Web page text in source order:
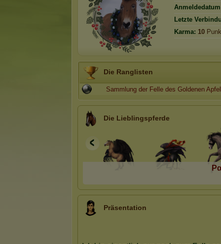
Letzte
Karma: 10
Die Ranglisten
Sammlung der Felle des Goldenen
Die Lieblingspferde
Präsentation